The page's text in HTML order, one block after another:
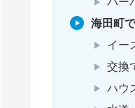
海田町
イー
交換
ハウ